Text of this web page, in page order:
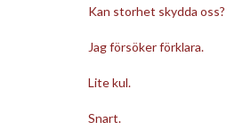
Kan storhet skydda oss?
Jag försöker förklara.
Lite kul.
Snart.